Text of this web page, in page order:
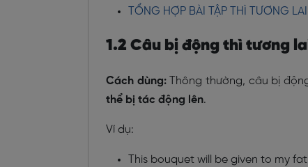
TỔNG HỢP BÀI TẬP THÌ TƯƠNG
1.2 Câu bị động thì tương
Cách dùng:Thông thường, câu bị
thể bị tác động lên.
Ví dụ:
This bouquet will be given to my